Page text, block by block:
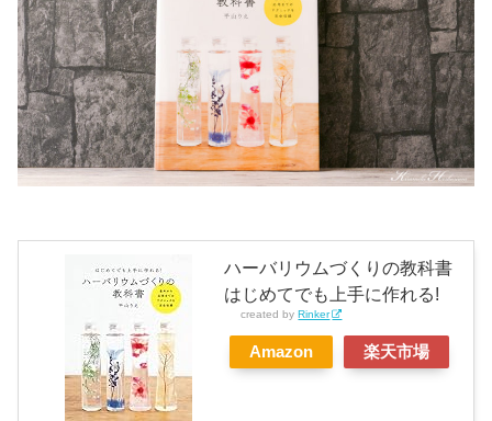
ハーバリウムづくりの教科書
はじめてでも上手に作れる!
created by Rinker
Amazon 楽天市場